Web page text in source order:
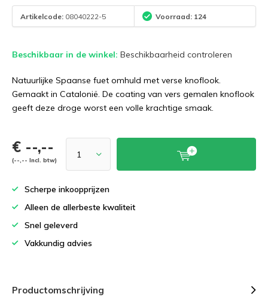
Artikelcode: 08040222-5 Voorraad: 124
Beschikbaar in de winkel: Beschikbaarheid controleren
Natuurlijke Spaanse fuet omhuld met verse knoflook.
Gemaakt in Catalonië. De coating van vers gemalen knoflook
geeft deze droge worst een volle krachtige smaak.
€ --,--
(--,-- Incl. btw)
Scherpe inkoopprijzen
Alleen de allerbeste kwaliteit
Snel geleverd
Vakkundig advies
Productomschrijving